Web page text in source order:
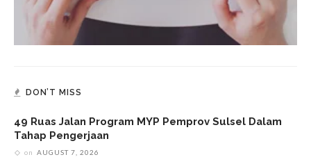
DON’T MISS
49 Ruas Jalan Program MYP Pemprov Sulsel Dalam
Tahap Pengerjaan
on AUGUST 7, 2026